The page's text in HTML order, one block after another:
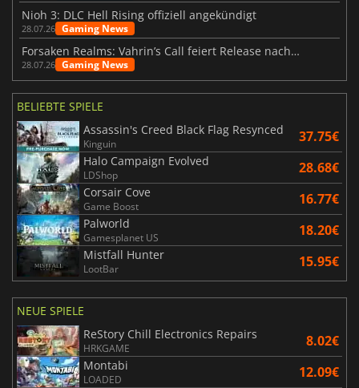
Nioh 3: DLC Hell Rising offiziell angekündigt
28.07.26 Gaming News
Forsaken Realms: Vahrin’s Call feiert Release nach 10 Jahren
28.07.26 Gaming News
BELIEBTE SPIELE
Assassin's Creed Black Flag Resynced
Kinguin 37.75€
Halo Campaign Evolved
LDShop 28.68€
Corsair Cove
Game Boost 16.77€
Palworld
Gamesplanet US 18.20€
Mistfall Hunter
LootBar 15.95€
NEUE SPIELE
ReStory Chill Electronics Repairs
HRKGAME 8.02€
Montabi
LOADED 12.09€